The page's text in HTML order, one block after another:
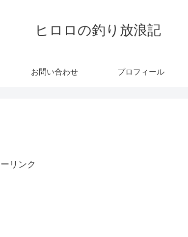
ヒロロの釣り放浪記
お問い合わせ プロフィール
リンク